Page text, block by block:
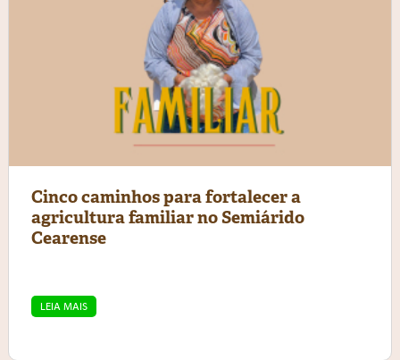
Cinco caminhos para fortalecer a
agricultura familiar no Semiárido
Cearense
LEIA MAIS